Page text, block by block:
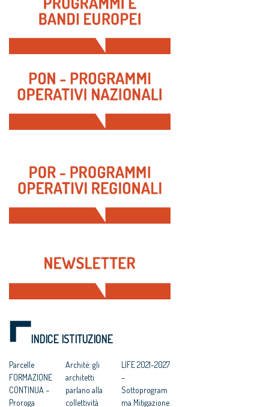
INDICE ISTITUZIONE
Parcelle
FORMAZIONE
CONTINUA –
Proroga
Architè: gli
architetti
parlano alla
collettività
LIFE 2021-2027
–
Sottoprogram
ma Mitigazione